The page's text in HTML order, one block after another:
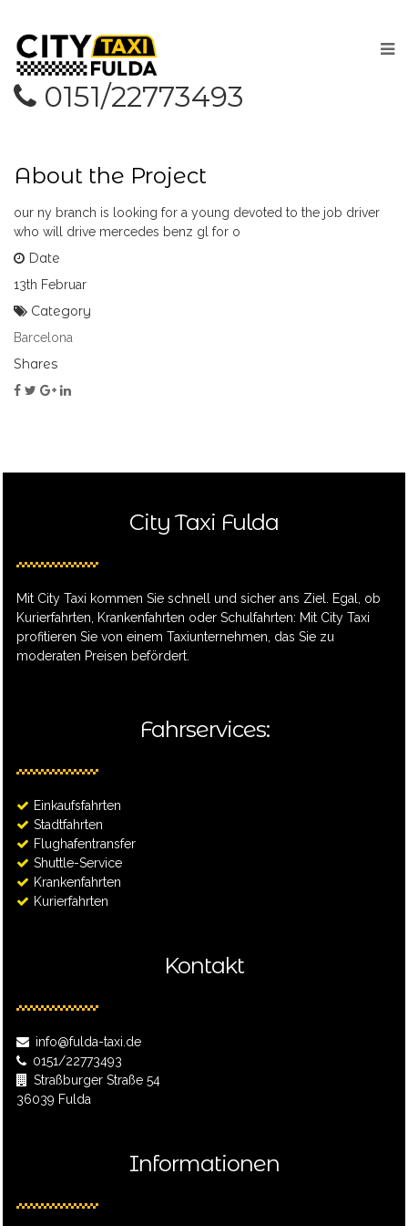
0151/22773493
About the Project
our ny branch is looking for a young devoted to the job driver
who will drive mercedes benz gl for o
Date
13th Februar
Category
Barcelona
Shares
City Taxi Fulda
Mit City Taxi kommen Sie schnell und sicher ans Ziel. Egal, ob
Kurierfahrten, Krankenfahrten oder Schulfahrten: Mit City Taxi
profitieren Sie von einem Taxiunternehmen, das Sie zu
moderaten Preisen befördert.
Fahrservices:
Einkaufsfahrten
Stadtfahrten
Flughafentransfer
Shuttle-Service
Krankenfahrten
Kurierfahrten
Kontakt
info@fulda-taxi.de
0151/22773493
Straßburger Straße 54
36039 Fulda
Informationen